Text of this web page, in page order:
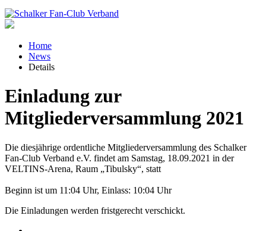
Home
News
Details
Einladung zur
Mitgliederversammlung 2021
Die diesjährige ordentliche Mitgliederversammlung des Schalker
Fan-Club Verband e.V. findet am Samstag, 18.09.2021 in der
VELTINS-Arena, Raum „Tibulsky“, statt
Beginn ist um 11:04 Uhr, Einlass: 10:04 Uhr
Die Einladungen werden fristgerecht verschickt.